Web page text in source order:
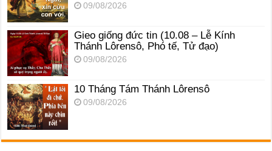
09/08/2026
Gieo giống đức tin (10.08 – Lễ Kính
Thánh Lôrensô, Phó tế, Tử đạo)
09/08/2026
10 Tháng Tám Thánh Lôrensô
09/08/2026